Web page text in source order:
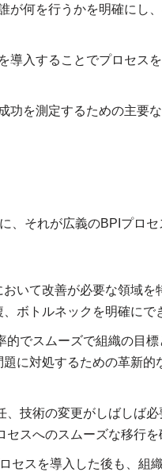
が何を行うかを明確にし
導入することでプロセス
功を測定するための主要
、それが広義のBPIプロ
おいて改善が必要な領域
ボトルネックを明確にで
的でスムーズで組織の目
に対処するための革新的
、技術の変更がしばしば
スへのスムーズな移行を
セスを導入した後も、組